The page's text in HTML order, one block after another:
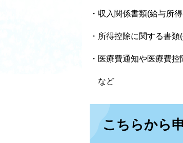
・収入関係書類(給与所
・所得控除に関する書
・医療費通知や医療費
など
こちらから